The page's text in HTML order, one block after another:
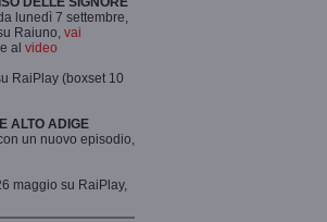
da lunedì 7 settembre,
Raiuno, vai
e al video
RaiPlay (boxset 10
ALTO ADIGE
un nuovo episodio,
maggio su RaiPlay,